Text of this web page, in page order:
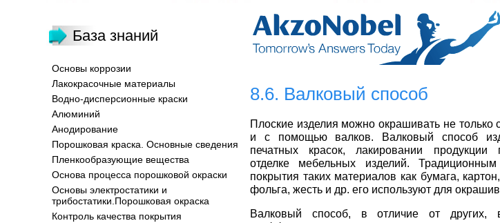
База знаний
Основы коррозии
Лакокрасочные материалы
Водно-дисперсионные краски
Алюминий
Анодирование
Порошковая краска. Основные сведения
Пленкообразующие вещества
Основа процесса порошковой окраски
Основы электростатики и
трибостатики.Порошковая окраска
Контроль качества покрытия
8.6. Валковый способ
Плоские изделия можно окрашивать не
и с помощью валков. Валковый способ
печатных красок, лакировании продукции
отделке мебельных изделий.
покрытия таких материалов как бумага,
фольга, жесть и др. его используют для
Валковый способ, в отличие от других,